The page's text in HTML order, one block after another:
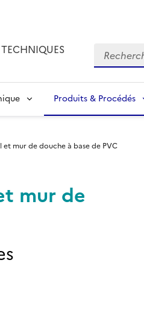
Rechercher
Produits & Procédés
mur de douche à base de PVC
mur de